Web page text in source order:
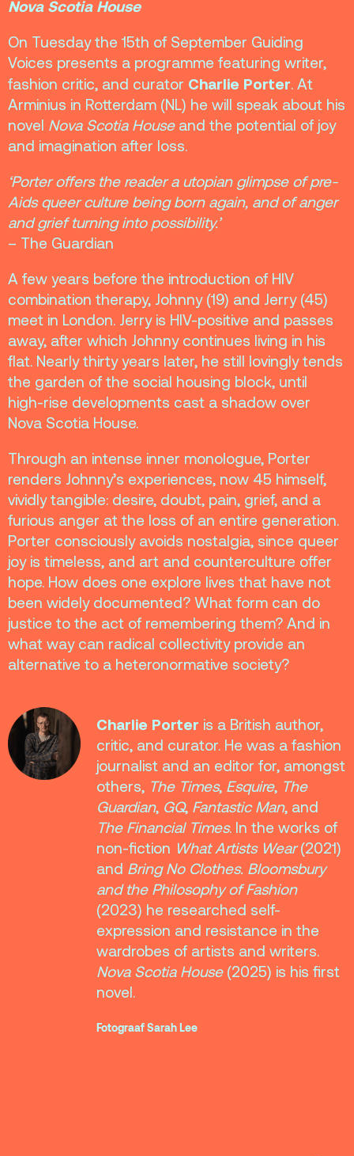
Nova Scotia House
On Tuesday the 15th of September Guiding
Voices presents a programme featuring writer,
fashion critic, and curator Charlie Porter. At
Arminius in Rotterdam (NL) he will speak about his
novel Nova Scotia Houseand the potential of joy
and imagination after loss.
‘Porter offers the reader a utopian glimpse of pre-
Aids queer culture being born again, and of anger
and grief turning into possibility.’
– The Guardian
A few years before the introduction of HIV
combination therapy, Johnny (19) and Jerry (45)
meet in London. Jerry is HIV-positive and passes
away, after which Johnny continues living in his
flat. Nearly thirty years later, he still lovingly tends
the garden of the social housing block, until
high-rise developments cast a shadow over
Nova Scotia House.
Through an intense inner monologue, Porter
renders Johnny’s experiences, now 45 himself,
vividly tangible: desire, doubt, pain, grief, and a
furious anger at the loss of an entire generation.
Porter consciously avoids nostalgia, since queer
joy is timeless, and art and counterculture offer
hope. How does one explore lives that have not
been widely documented? What form can do
justice to the act of remembering them? And in
what way can radical collectivity provide an
alternative to a heteronormative society?
Charlie Porter is a British author,
critic, and curator. He was a fashion
journalist and an editor for, amongst
others, The Times, Esquire, The
Guardian, GQ, Fantastic Man, and
The Financial Times. In the works of
non-fiction What Artists Wear(2021)
and Bring No Clothes. Bloomsbury
and the Philosophy of Fashion
(2023) he researched self-
expression and resistance in the
wardrobes of artists and writers.
Nova Scotia House(2025) is his first
novel.
Fotograaf Sarah Lee